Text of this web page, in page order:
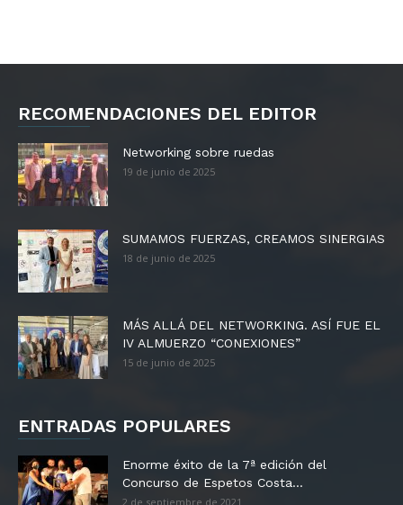
RECOMENDACIONES DEL EDITOR
Networking sobre ruedas
19 de junio de 2025
SUMAMOS FUERZAS, CREAMOS SINERGIAS
18 de junio de 2025
MÁS ALLÁ DEL NETWORKING. ASÍ FUE EL
IV ALMUERZO “CONEXIONES”
15 de junio de 2025
ENTRADAS POPULARES
Enorme éxito de la 7ª edición del
Concurso de Espetos Costa...
2 de septiembre de 2021